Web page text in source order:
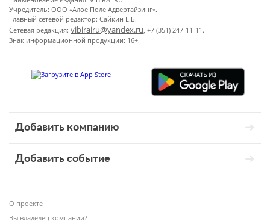
Учредитель: ООО «Алое Поле Адвертайзинг».
Главный сетевой редактор: Сайкин Е.Б.
Сетевая редакция: vibirairu@yandex.ru, +7 (351) 247-11-11.
Знак информационной продукции: 16+.
Добавить компанию
Добавить событие
О проекте
Вы владелец компании?